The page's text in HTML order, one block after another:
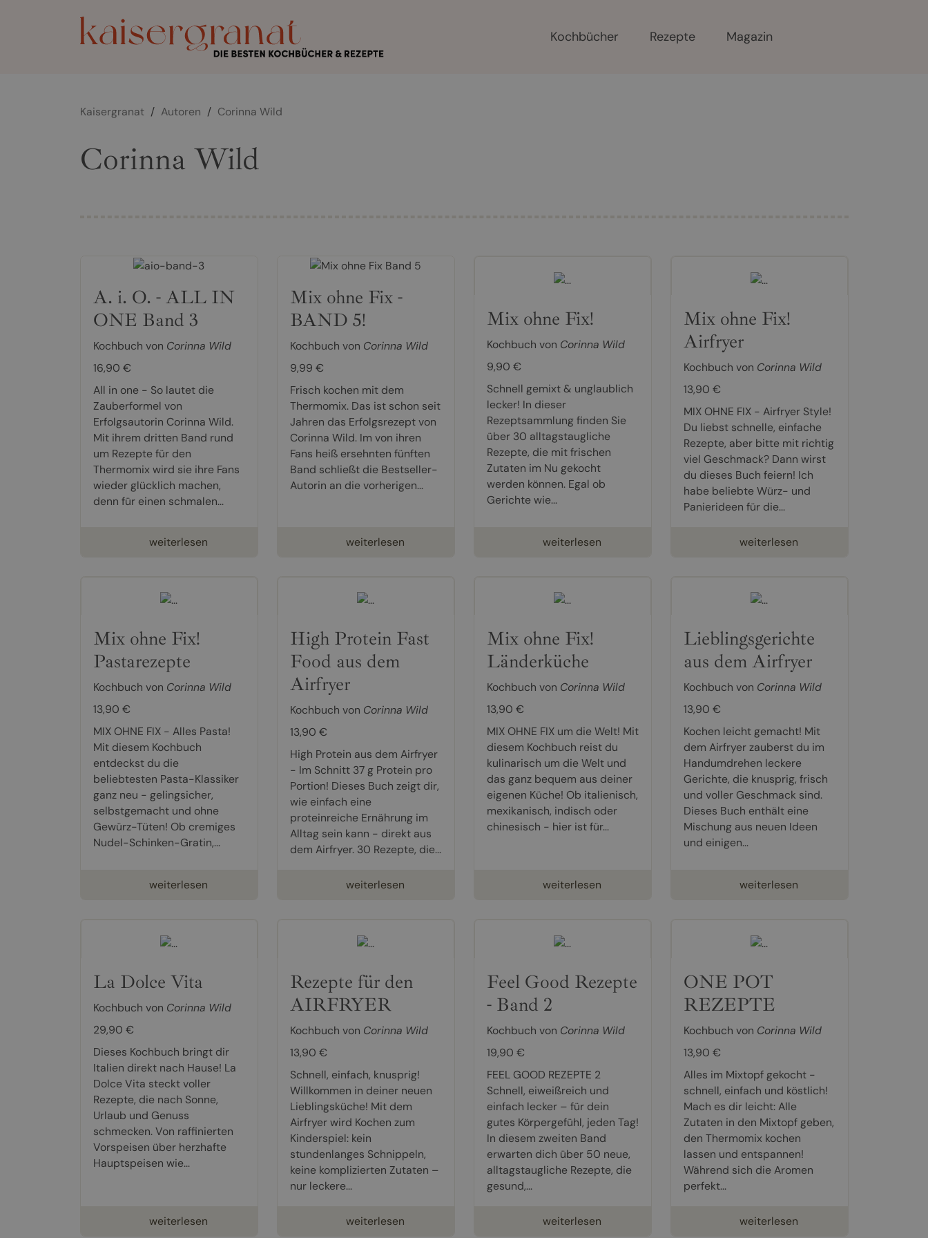
Kochbücher Rezepte Magazin
Kaisergranat / Autoren / Corinna Wild
Corinna Wild
A. i. O. - ALL IN
ONE Band 3
Kochbuch von Corinna Wild
16,90 €
All in one - So lautet die
Zauberformel von
Erfolgsautorin Corinna Wild.
Mit ihrem dritten Band rund
um Rezepte für den
Thermomix wird sie ihre Fans
wieder glücklich machen,
denn für einen schmalen...
weiterlesen
Mix ohne Fix -
BAND 5!
Kochbuch von Corinna Wild
9,99 €
Frisch kochen mit dem
Thermomix. Das ist schon seit
Jahren das Erfolgsrezept von
Corinna Wild. Im von ihren
Fans heiß ersehnten fünften
Band schließt die Bestseller-
Autorin an die vorherigen...
weiterlesen
Mix ohne Fix!
Kochbuch von Corinna Wild
9,90 €
Schnell gemixt & unglaublich
lecker! In dieser
Rezeptsammlung finden Sie
über 30 alltagstaugliche
Rezepte, die mit frischen
Zutaten im Nu gekocht
werden können. Egal ob
Gerichte wie...
weiterlesen
Mix ohne Fix!
Airfryer
Kochbuch von Corinna Wild
13,90 €
MIX OHNE FIX - Airfryer Style!
Du liebst schnelle, einfache
Rezepte, aber bitte mit richtig
viel Geschmack? Dann wirst
du dieses Buch feiern! Ich
habe beliebte Würz- und
Panierideen für die...
weiterlesen
Mix ohne Fix!
Pastarezepte
Kochbuch von Corinna Wild
13,90 €
MIX OHNE FIX - Alles Pasta!
Mit diesem Kochbuch
entdeckst du die
beliebtesten Pasta-Klassiker
ganz neu - gelingsicher,
selbstgemacht und ohne
Gewürz-Tüten! Ob cremiges
Nudel-Schinken-Gratin,...
weiterlesen
High Protein Fast
Food aus dem
Airfryer
Kochbuch von Corinna Wild
13,90 €
High Protein aus dem Airfryer
- Im Schnitt 37 g Protein pro
Portion! Dieses Buch zeigt dir,
wie einfach eine
proteinreiche Ernährung im
Alltag sein kann - direkt aus
dem Airfryer. 30 Rezepte, die...
weiterlesen
Mix ohne Fix!
Länderküche
Kochbuch von Corinna Wild
13,90 €
MIX OHNE FIX um die Welt! Mit
diesem Kochbuch reist du
kulinarisch um die Welt und
das ganz bequem aus deiner
eigenen Küche! Ob italienisch,
mexikanisch, indisch oder
chinesisch - hier ist für...
weiterlesen
Lieblingsgerichte
aus dem Airfryer
Kochbuch von Corinna Wild
13,90 €
Kochen leicht gemacht! Mit
dem Airfryer zauberst du im
Handumdrehen leckere
Gerichte, die knusprig, frisch
und voller Geschmack sind.
Dieses Buch enthält eine
Mischung aus neuen Ideen
und einigen...
weiterlesen
La Dolce Vita
Kochbuch von Corinna Wild
29,90 €
Dieses Kochbuch bringt dir
Italien direkt nach Hause! La
Dolce Vita steckt voller
Rezepte, die nach Sonne,
Urlaub und Genuss
schmecken. Von raffinierten
Vorspeisen über herzhafte
Hauptspeisen wie...
weiterlesen
Rezepte für den
AIRFRYER
Kochbuch von Corinna Wild
13,90 €
Schnell, einfach, knusprig!
Willkommen in deiner neuen
Lieblingsküche! Mit dem
Airfryer wird Kochen zum
Kinderspiel: kein
stundenlanges Schnippeln,
keine komplizierten Zutaten –
nur leckere...
weiterlesen
Feel Good Rezepte
- Band 2
Kochbuch von Corinna Wild
19,90 €
FEEL GOOD REZEPTE 2
Schnell, eiweißreich und
einfach lecker – für dein
gutes Körpergefühl, jeden Tag!
In diesem zweiten Band
erwarten dich über 50 neue,
alltagstaugliche Rezepte, die
gesund,...
weiterlesen
ONE POT
REZEPTE
Kochbuch von Corinna Wild
13,90 €
Alles im Mixtopf gekocht -
schnell, einfach und köstlich!
Mach es dir leicht: Alle
Zutaten in den Mixtopf geben,
den Thermomix kochen
lassen und entspannen!
Während sich die Aromen
perfekt...
weiterlesen